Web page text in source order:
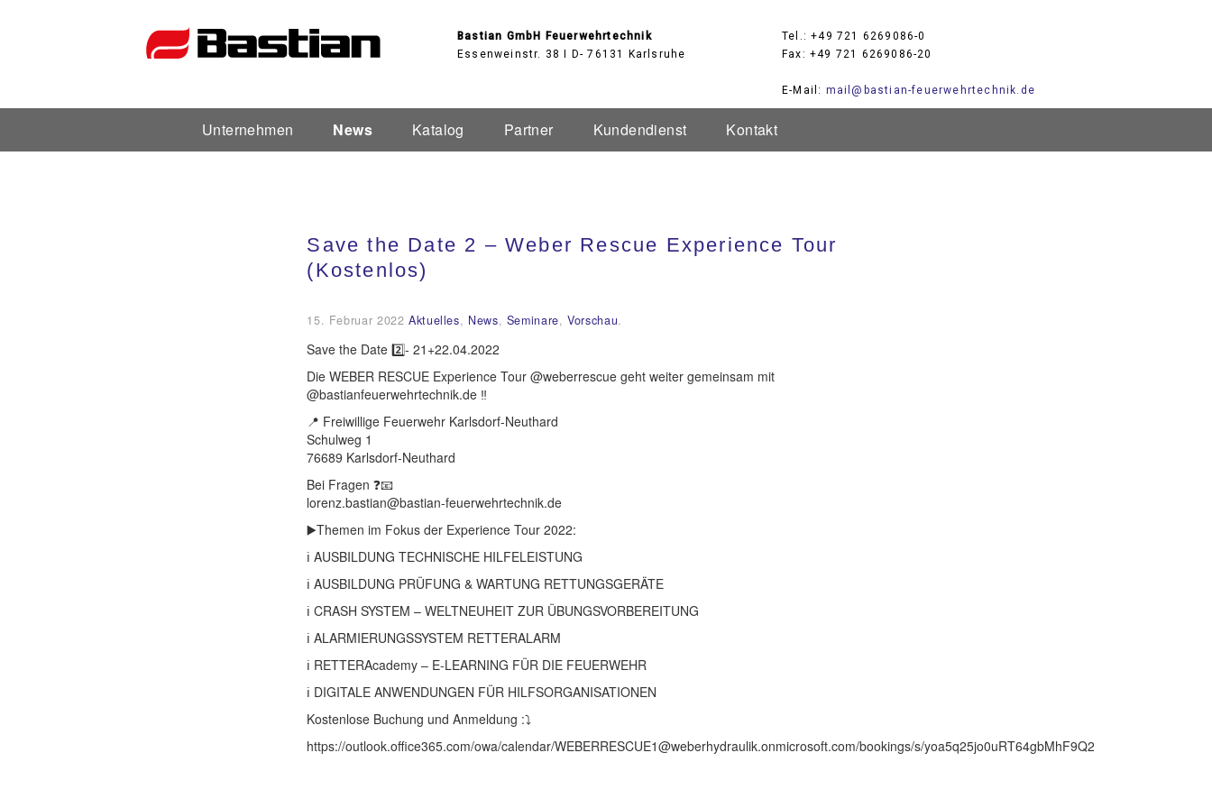
Bastian GmbH Feuerwehrtechnik
Essenweinstr. 38 I D- 76131 Karlsruhe
Tel.: +49 721 6269086-0
Fax: +49 721 6269086-20
E-Mail: mail@bastian-feuerwehrtechnik.de
Unternehmen News Katalog Partner Kundendienst Kontakt
Save the Date 2 – Weber Rescue Experience Tour
(Kostenlos)
15. Februar 2022 Aktuelles, News, Seminare,Vorschau.
Save the Date 2️⃣- 21+22.04.2022
Die WEBER RESCUE Experience Tour @weberrescue geht weiter gemeinsam mit
@bastianfeuerwehrtechnik.de ‼️
📍 Freiwillige Feuerwehr Karlsdorf-Neuthard
Schulweg 1
76689 Karlsdorf-Neuthard
Bei Fragen ❓📧
lorenz.bastian@bastian-feuerwehrtechnik.de
▶️Themen im Fokus der Experience Tour 2022:
ℹ️ AUSBILDUNG TECHNISCHE HILFELEISTUNG
ℹ️ AUSBILDUNG PRÜFUNG & WARTUNG RETTUNGSGERÄTE
ℹ️ CRASH SYSTEM – WELTNEUHEIT ZUR ÜBUNGSVORBEREITUNG
ℹ️ ALARMIERUNGSSYSTEM RETTERALARM
ℹ️ RETTERAcademy – E-LEARNING FÜR DIE FEUERWEHR
ℹ️ DIGITALE ANWENDUNGEN FÜR HILFSORGANISATIONEN
Kostenlose Buchung und Anmeldung :⤵️
https://outlook.office365.com/owa/calendar/WEBERRESCUE1@weberhydraulik.onmicrosoft.com/bookings/s/yoa5q25jo0uRT64gbMhF9Q2